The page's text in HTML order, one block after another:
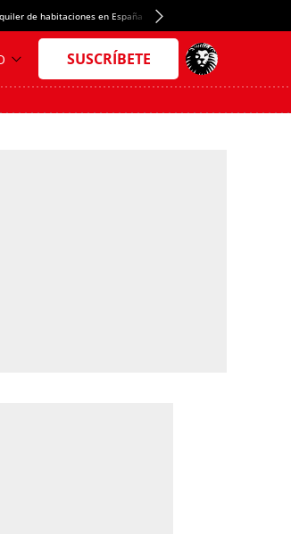
de habitaciones en España Crédito del Spotify Camp Nou